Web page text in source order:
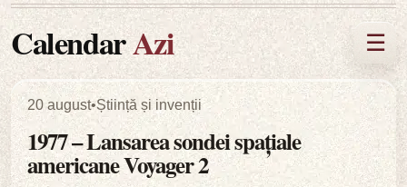
CalendarAzi ☰
20 august•Știință și invenții
1977 – Lansarea sondei spațiale
americane Voyager 2